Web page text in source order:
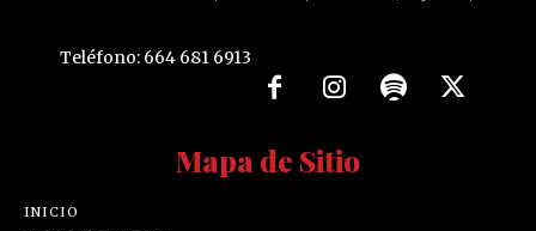
Teléfono: 664 681 6913
Mapa de Sitio
INICIO